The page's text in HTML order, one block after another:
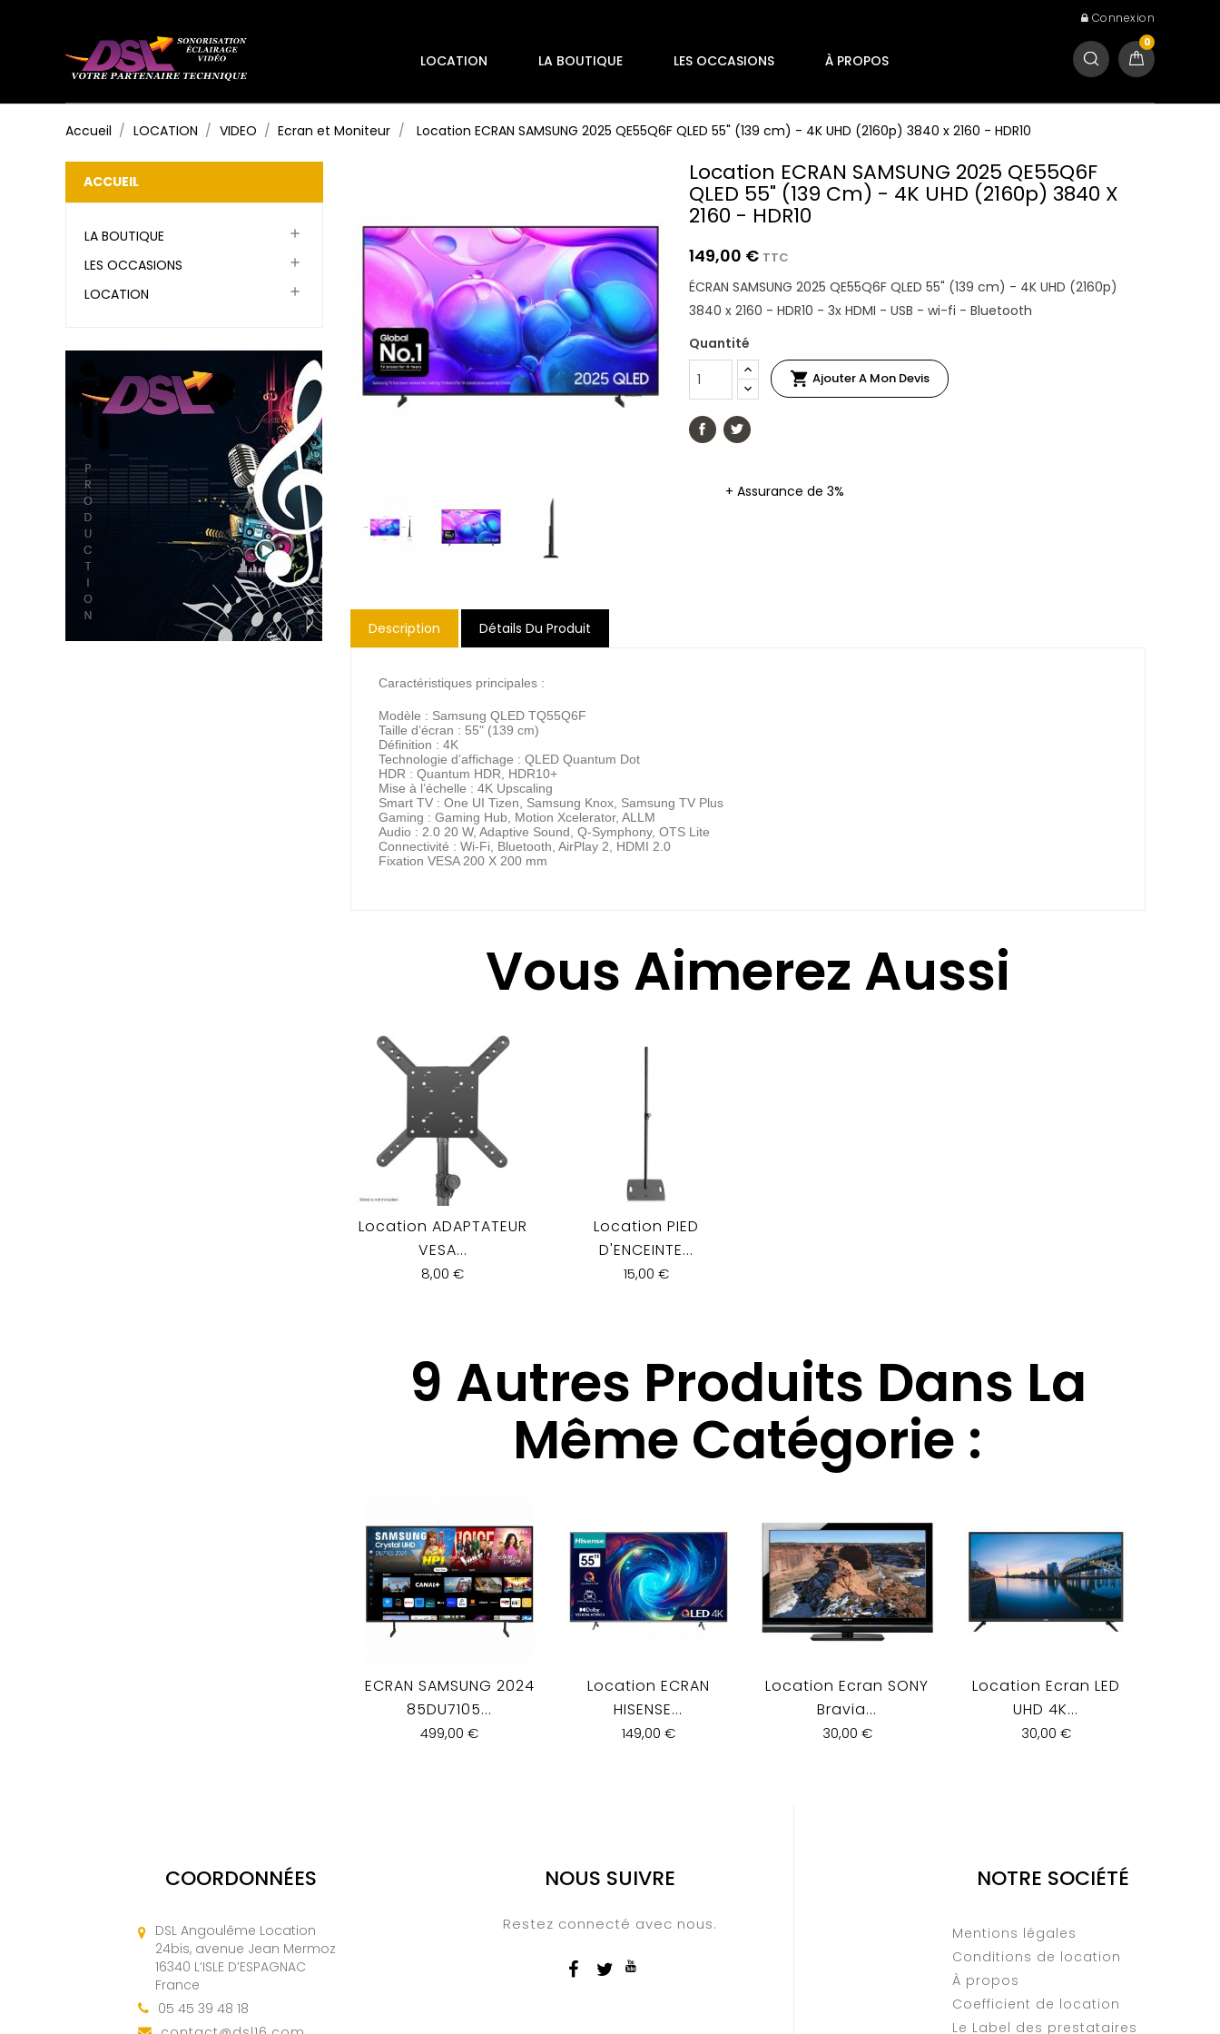
Connexion
0
LOCATION LA BOUTIQUE LES OCCASIONS À PROPOS
Accueil LOCATION VIDEO Ecran et Moniteur Location ECRAN SAMSUNG 2025 QE55Q6F QLED 55" (139 cm) - 4K UHD (2160p) 3840 x 2160 - HDR10
Location ECRAN SAMSUNG 2025 QE55Q6F
QLED 55" (139 Cm) - 4K UHD (2160p) 3840 X
2160 - HDR10
149,00 € TTC
ÉCRAN SAMSUNG 2025 QE55Q6F QLED 55" (139 cm) - 4K UHD (2160p)
3840 x 2160 - HDR10 - 3x HDMI - USB - wi-fi - Bluetooth
Quantité
 Ajouter A Mon Devis
+ Assurance de 3%
Description Détails Du Produit
Caractéristiques principales :
Modèle : Samsung QLED TQ55Q6F
Taille d’écran : 55" (139 cm)
Définition : 4K
Technologie d’affichage : QLED Quantum Dot
HDR : Quantum HDR, HDR10+
Mise à l’échelle : 4K Upscaling
Smart TV : One UI Tizen, Samsung Knox, Samsung TV Plus
Gaming : Gaming Hub, Motion Xcelerator, ALLM
Audio : 2.0 20 W, Adaptive Sound, Q-Symphony, OTS Lite
Connectivité : Wi-Fi, Bluetooth, AirPlay 2, HDMI 2.0
Fixation VESA 200 X 200 mm
Vous Aimerez Aussi
Location ADAPTATEUR
VESA...
8,00 €
Location PIED
D'ENCEINTE...
15,00 €
9 Autres Produits Dans La
Même Catégorie :
ECRAN SAMSUNG 2024
85DU7105...
499,00 €
Location ECRAN
HISENSE...
149,00 €
Location Ecran SONY
Bravia...
30,00 €
Location Ecran LED
UHD 4K...
30,00 €
ACCUEIL
LA BOUTIQUE 
LES OCCASIONS 
LOCATION 
COORDONNÉES
DSL Angoulême Location
24bis, avenue Jean Mermoz
16340 L’ISLE D’ESPAGNAC
France
05 45 39 48 18
NOUS SUIVRE
Restez connecté avec nous.
NOTRE SOCIÉTÉ
Mentions légales
Conditions de location
À propos
Coefficient de location
Le Label des prestataires